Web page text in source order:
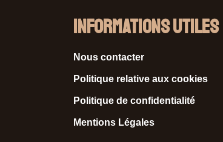
Informations Utiles
Nous contacter
Politique relative aux cookies
Politique de confidentialité
Mentions Légales